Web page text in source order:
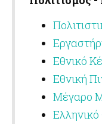
Εθνικό
Εθνική
Μέγαρο